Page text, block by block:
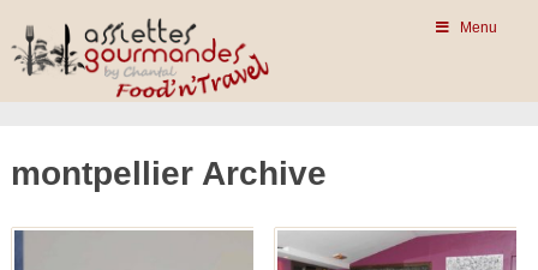
Menu
montpellier Archive